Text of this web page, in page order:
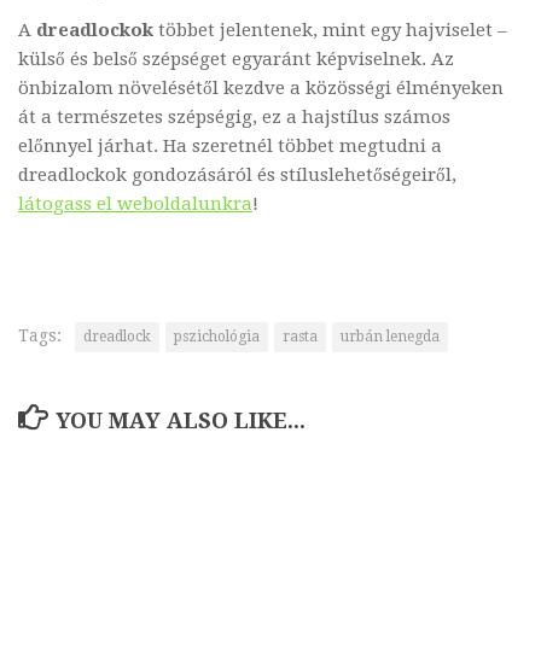
A dreadlockok többet jelentenek, mint egy hajviselet –
külső és belső szépséget egyaránt képviselnek. Az
önbizalom növelésétől kezdve a közösségi élményeken
át a természetes szépségig, ez a hajstílus számos
előnnyel járhat. Ha szeretnél többet megtudni a
dreadlockok gondozásáról és stíluslehetőségeiről,
látogass el weboldalunkra!
Tags: dreadlock pszichológia rasta urbán lenegda
YOU MAY ALSO LIKE...